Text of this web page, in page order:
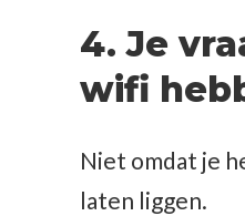
4. Je
wifi
Niet omdat je
laten liggen.